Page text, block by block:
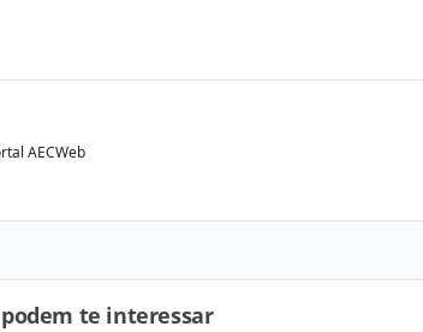
AECWeb
te interessar